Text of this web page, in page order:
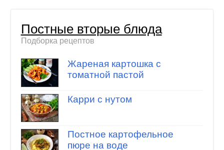
Постные вторые блюда
Подборка рецептов
Жареная картошка с
томатной пастой
Карри с нутом
Постное картофельное
пюре на воде